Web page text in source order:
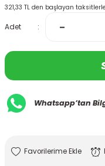
321,33 TL den başlayan
Adet
Whatsapp’tan